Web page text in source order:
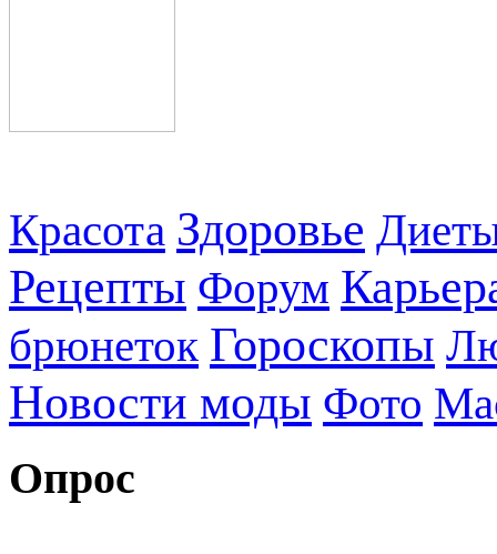
Красота Здоровье
Рецепты Форум
брюнеток Гороскопы
Новости моды Фото
Опрос